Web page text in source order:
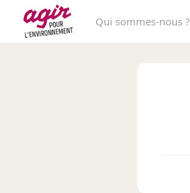
Qui sommes-nous ?